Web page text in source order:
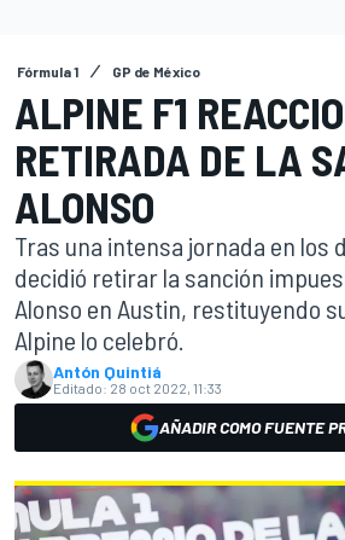
Fórmula 1 GP de México
ALPINE F1
RETIRADA DE LA
ALONSO
Tras una intensa jornada en los
decidió retirar la sanción
Alonso en Austin, restituyendo
Alpine lo celebró.
Antón Quintiá
Editado: 28 oct 2022, 11:33
AÑADIR COMO FUENTE